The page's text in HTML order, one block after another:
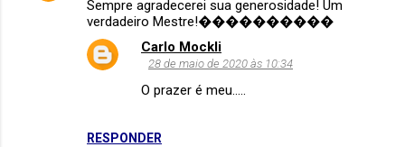
Sempre agradecerei sua generosidade! Um
verdadeiro Mestre!����������
RESPONDER
Carlo Mockli
28 de maio de 2020 às 10:34
O prazer é meu.....